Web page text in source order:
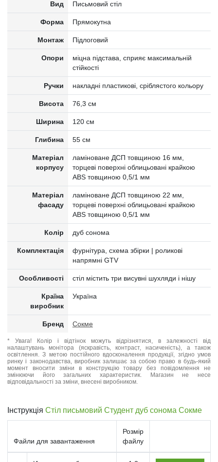
Вид Письмовий стіл
Форма Прямокутна
Монтаж Підлоговий
Опори
міцна підстава, сприяє максимальній
стійкості
Ручки накладні пластикові, сріблястого кольору
Висота 76,3 см
Ширина 120 см
Глибина 55 см
Матеріал
корпусу
ламіноване ДСП товщиною 16 мм,
торцеві поверхні облицьовані крайкою
ABS товщиною 0,5/1 мм
Матеріал
фасаду
ламіноване ДСП товщиною 22 мм,
торцеві поверхні облицьовані крайкою
ABS товщиною 0,5/1 мм
Колір дуб сонома
Комплектація
фурнітура, схема збірки | роликові
напрямні GTV
Особливості стіл містить три висувні шухляди і нішу
Країна
виробник
Україна
Бренд Сокме
* Увага! Колір і відтінок можуть відрізнятися, в залежності від
налаштувань монітора (яскравість, контраст, насиченість), а також
освітлення. З метою постійного вдосконалення продукції, згідно умов
ринку і законодавства, виробник залишає за собою право в будь-який
момент вносити зміни в конструкцію товару без повідомлення не
змінюючи його загальних характеристик. Магазин не несе
відповідальності за зміни, внесені виробником.
Інструкція Стіл письмовий Студент дуб сонома Сокме
Файли для завантаження
Розмір
файлу